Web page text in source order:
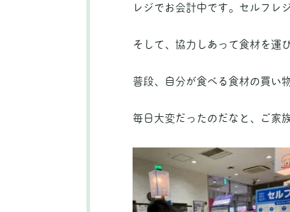
レジでお会計中です。セルフレ
そして、協力しあって食材を運
普段、自分が食べる食材の買い
毎日大変だったのだなと、ご家